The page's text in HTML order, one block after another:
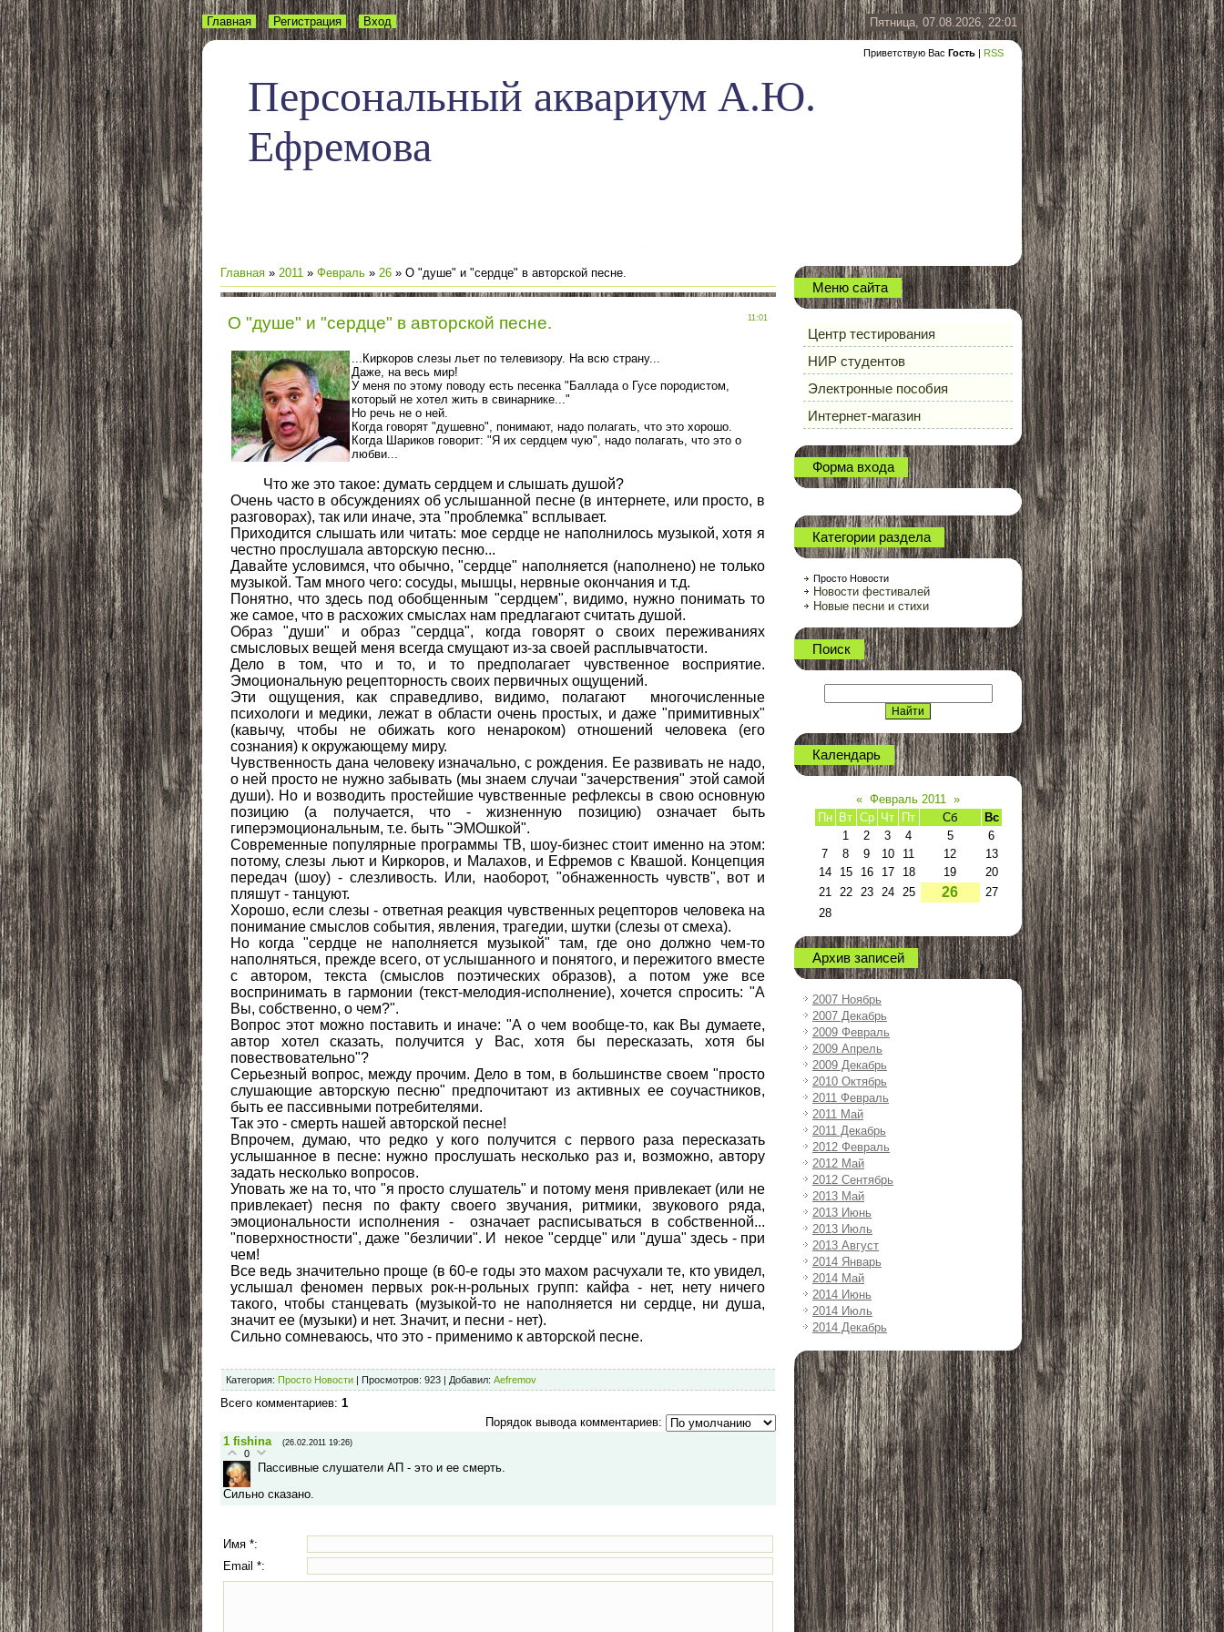
Пятница, 07.08.2026, 22:01
Приветствую Вас Гость | RSS
Персональный аквариум А.Ю.
Ефремова
Главная Регистрация Вход
Главная » 2011 » Февраль » 26 » О "душе" и "сердце" в авторской песне.
11:01
О "душе" и "сердце" в авторской песне.
...Киркоров слезы льет по телевизору. На всю страну...
Даже, на весь мир!
У меня по этому поводу есть песенка "Баллада о Гусе породистом,
который не хотел жить в свинарнике..."
Но речь не о ней.
Когда говорят "душевно", понимают, надо полагать, что это хорошо.
Когда Шариков говорит: "Я их сердцем чую", надо полагать, что это о
любви...
Что же это такое: думать сердцем и слышать душой?
Очень часто в обсуждениях об услышанной песне (в интернете, или просто, в
разговорах), так или иначе, эта "проблемка" всплывает.
Приходится слышать или читать: мое сердце не наполнилось музыкой, хотя я
честно прослушала авторскую песню...
Давайте условимся, что обычно, "сердце" наполняется (наполнено) не только
музыкой. Там много чего: сосуды, мышцы, нервные окончания и т.д.
Понятно, что здесь под обобщенным "сердцем", видимо, нужно понимать то
же самое, что в расхожих смыслах нам предлагают считать душой.
Образ "души" и образ "сердца", когда говорят о своих переживаниях
смысловых вещей меня всегда смущают из-за своей расплывчатости.
Дело в том, что и то, и то предполагает чувственное восприятие.
Эмоциональную рецепторность своих первичных ощущений.
Эти ощущения, как справедливо, видимо, полагают многочисленные
психологи и медики, лежат в области очень простых, и даже "примитивных"
(кавычу, чтобы не обижать кого ненароком) отношений человека (его
сознания) к окружающему миру.
Чувственность дана человеку изначально, с рождения. Ее развивать не надо,
о ней просто не нужно забывать (мы знаем случаи "зачерствения" этой самой
души). Но и возводить простейшие чувственные рефлексы в свою основную
позицию (а получается, что - жизненную позицию) означает быть
гиперэмоциональным, т.е. быть "ЭМОшкой".
Современные популярные программы ТВ, шоу-бизнес стоит именно на этом:
потому, слезы льют и Киркоров, и Малахов, и Ефремов с Квашой. Концепция
передач (шоу) - слезливость. Или, наоборот, "обнаженность чувств", вот и
пляшут - танцуют.
Хорошо, если слезы - ответная реакция чувственных рецепторов человека на
понимание смыслов события, явления, трагедии, шутки (слезы от смеха).
Но когда "сердце не наполняется музыкой" там, где оно должно чем-то
наполняться, прежде всего, от услышанного и понятого, и пережитого вместе
с автором, текста (смыслов поэтических образов), а потом уже все
воспринимать в гармонии (текст-мелодия-исполнение), хочется спросить: "А
Вы, собственно, о чем?".
Вопрос этот можно поставить и иначе: "А о чем вообще-то, как Вы думаете,
автор хотел сказать, получится у Вас, хотя бы пересказать, хотя бы
повествовательно"?
Серьезный вопрос, между прочим. Дело в том, в большинстве своем "просто
слушающие авторскую песню" предпочитают из активных ее соучастников,
быть ее пассивными потребителями.
Так это - смерть нашей авторской песне!
Впрочем, думаю, что редко у кого получится с первого раза пересказать
услышанное в песне: нужно прослушать несколько раз и, возможно, автору
задать несколько вопросов.
Уповать же на то, что "я просто слушатель" и потому меня привлекает (или не
привлекает) песня по факту своего звучания, ритмики, звукового ряда,
эмоциональности исполнения - означает расписываться в собственной...
"поверхностности", даже "безличии". И некое "сердце" или "душа" здесь - при
чем!
Все ведь значительно проще (в 60-е годы это махом расчухали те, кто увидел,
услышал феномен первых рок-н-рольных групп: кайфа - нет, нету ничего
такого, чтобы станцевать (музыкой-то не наполняется ни сердце, ни душа,
значит ее (музыки) и нет. Значит, и песни - нет).
Сильно сомневаюсь, что это - применимо к авторской песне.
Категория: Просто Новости Просмотров: 923 Добавил: Aefremov
Всего комментариев: 1
Порядок вывода комментариев:
1 fishina (26.02.2011 19:26)
0
Пассивные слушатели АП - это и ее смерть.
Сильно сказано.
Имя *:
Email *:
Меню сайта
Центр тестирования
НИР студентов
Электронные пособия
Интернет-магазин
Форма входа
Категории раздела
Просто Новости
Новости фестивалей
Новые песни и стихи
Поиск
Календарь
« Февраль 2011
»
Пн Вт Ср Чт Пт Сб
Вс
1
2 3 4 5
6
7
8 9 10 11 12
13
14
15 16 17 18 19
20
21
22 23 24 25 26
27
28
Архив записей
2007 Ноябрь
2007 Декабрь
2009 Февраль
2009 Апрель
2009 Декабрь
2010 Октябрь
2011 Февраль
2011 Май
2011 Декабрь
2012 Февраль
2012 Май
2012 Сентябрь
2013 Май
2013 Июнь
2013 Июль
2013 Август
2014 Январь
2014 Май
2014 Июнь
2014 Июль
2014 Декабрь